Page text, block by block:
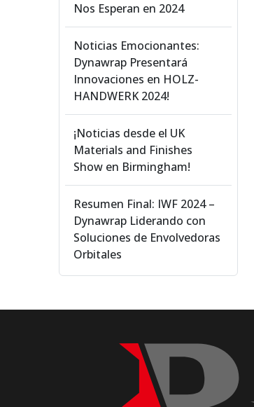
Nos Esperan en 2024
Noticias Emocionantes:
Dynawrap Presentará
Innovaciones en HOLZ-
HANDWERK 2024!
¡Noticias desde el UK
Materials and Finishes
Show en Birmingham!
Resumen Final: IWF 2024 –
Dynawrap Liderando con
Soluciones de Envolvedoras
Orbitales